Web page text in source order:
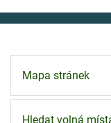
Mapa stránek
Hledat volná